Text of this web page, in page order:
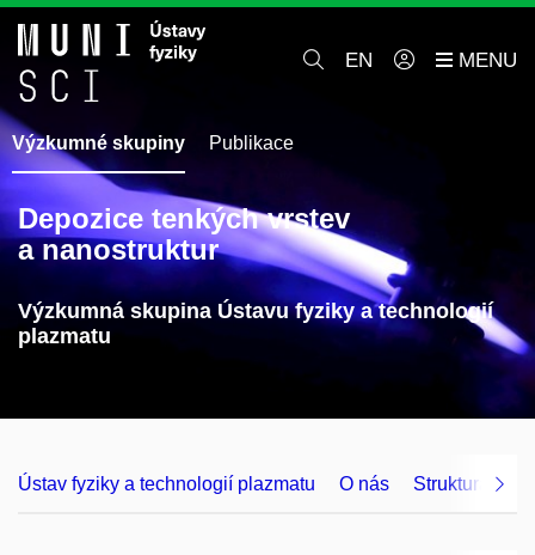
EN
Výzkumné skupiny Publikace
Depozice tenkých vrstev
a nanostruktur
Výzkumná skupina Ústavu fyziky a technologií
plazmatu
Ústav fyziky a technologií plazmatu O nás Struktura a